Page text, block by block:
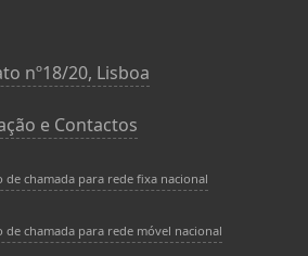
nº18/20, Lisboa
e Contactos
de chamada para rede fixa nacional
de chamada para rede móvel nacional